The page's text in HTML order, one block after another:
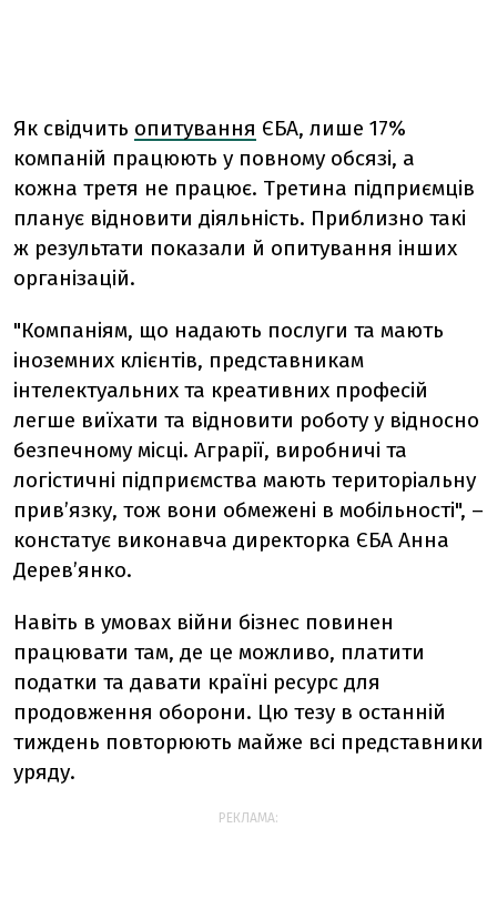
Як свідчить опитування ЄБА, лише 17%
компаній працюють у повному обсязі, а
кожна третя не працює. Третина підприємців
планує відновити діяльність. Приблизно такі
ж результати показали й опитування інших
організацій.
"Компаніям, що надають послуги та мають
іноземних клієнтів, представникам
інтелектуальних та креативних професій
легше виїхати та відновити роботу у відносно
безпечному місці. Аграрії, виробничі та
логістичні підприємства мають територіальну
прив’язку, тож вони обмежені в мобільності", –
констатує виконавча директорка ЄБА Анна
Дерев’янко.
Навіть в умовах війни бізнес повинен
працювати там, де це можливо, платити
податки та давати країні ресурс для
продовження оборони. Цю тезу в останній
тиждень повторюють майже всі представники
уряду.
РЕКЛАМА: